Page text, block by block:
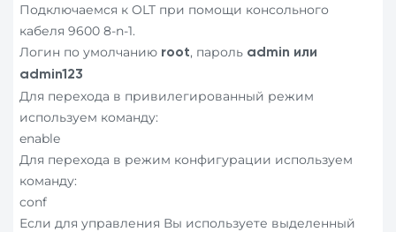
Подключаемся к OLT при помощи консольного
кабеля 9600 8-n-1.
Логин по умолчанию root, пароль admin или
admin123
Для перехода в привилегированный режим
используем команду:
enable
Для перехода в режим конфигурации используем
команду:
conf
Если для управления Вы используете выделенный